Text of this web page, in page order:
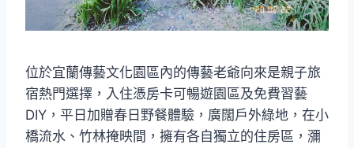
位於宜蘭傳藝文化園區內的傳藝老爺向來是親子旅
宿熱門選擇，入住憑房卡可暢遊園區及免費習藝
DIY，平日加贈春日野餐體驗，廣闊戶外綠地，在小
橋流水、竹林掩映間，擁有各自獨立的住房區，瀰